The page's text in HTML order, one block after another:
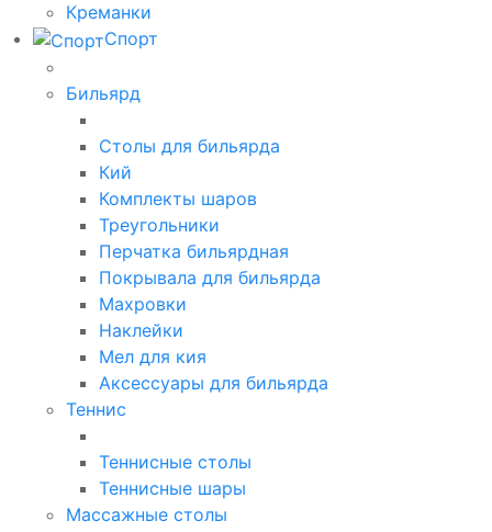
Креманки
Спорт
Бильярд
Столы для бильярда
Кий
Комплекты шаров
Треугольники
Перчатка бильярдная
Покрывала для бильярда
Махровки
Наклейки
Мел для кия
Аксессуары для бильярда
Теннис
Теннисные столы
Теннисные шары
Массажные столы